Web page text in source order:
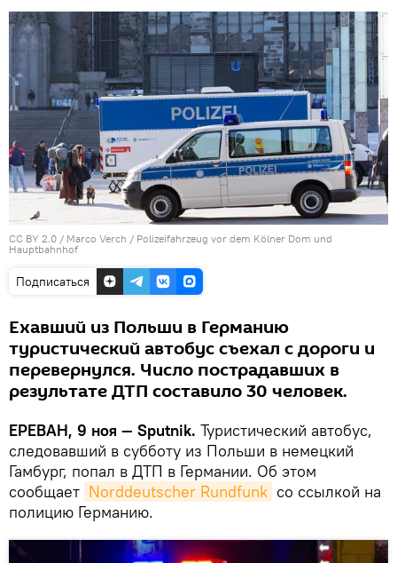
CC BY 2.0 / Marco Verch / Polizeifahrzeug vor dem Kölner Dom und
Hauptbahnhof
Подписаться
Ехавший из Польши в Германию
туристический автобус съехал с дороги и
перевернулся. Число пострадавших в
результате ДТП составило 30 человек.
ЕРЕВАН, 9 ноя — Sputnik. Туристический автобус,
следовавший в субботу из Польши в немецкий
Гамбург, попал в ДТП в Германии. Об этом
сообщает Norddeutscher Rundfunk со ссылкой на
полицию Германию.